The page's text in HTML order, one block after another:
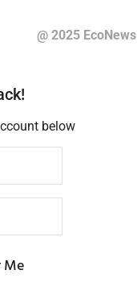
@ 2025 EcoNews
below
Me